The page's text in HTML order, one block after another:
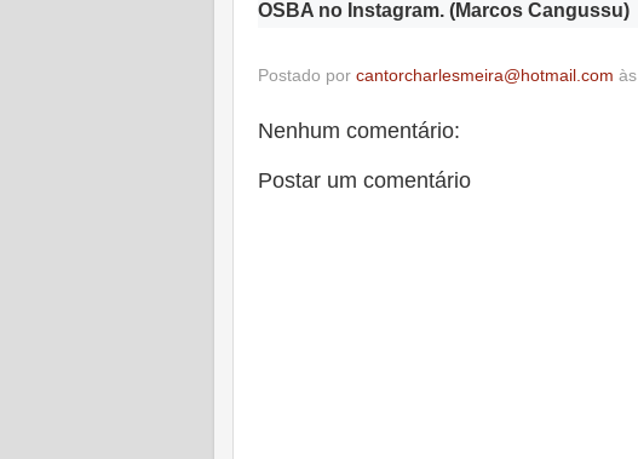
OSBA no Instagram. (Marcos Cangussu)
Postado por cantorcharlesmeira@hotmail.com às
Nenhum comentário:
Postar um comentário